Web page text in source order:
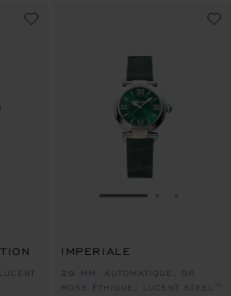
DIAPOSITIVE 1
À LA DIAPOSITIVE 2
ALLER À LA DIAPOSITIVE 3
ALLER À LA
IMPERIALE
29 MM, AUTOMATIQUE, OR
ROSE ÉTHIQUE, LUCENT STEEL™